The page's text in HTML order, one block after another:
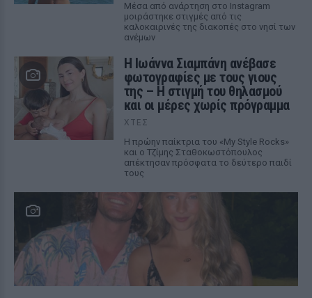
Μέσα από ανάρτηση στο Instagram
μοιράστηκε στιγμές από τις
καλοκαιρινές της διακοπές στο νησί των
ανέμων
H Ιωάννα Σιαμπάνη ανέβασε
φωτογραφίες με τους γιους
της – Η στιγμή του θηλασμού
και οι μέρες χωρίς πρόγραμμα
ΧΤΕΣ
Η πρώην παίκτρια του «My Style Rocks»
και ο Τζίμης Σταθοκωστόπουλος
απέκτησαν πρόσφατα το δεύτερο παιδί
τους